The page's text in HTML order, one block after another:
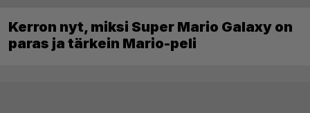
Kerron nyt, miksi Super Mario Galaxy on
paras ja tärkein Mario-peli